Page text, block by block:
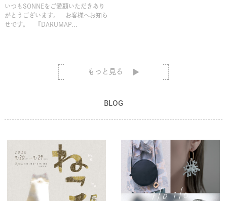
いつもSONNEをご愛顧いただきあり
がとうございます。 お客様へお知ら
せです。 『DARUMAP...
もっと見る
BLOG